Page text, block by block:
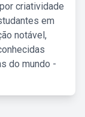
criatividade
em
notável,
do mundo -